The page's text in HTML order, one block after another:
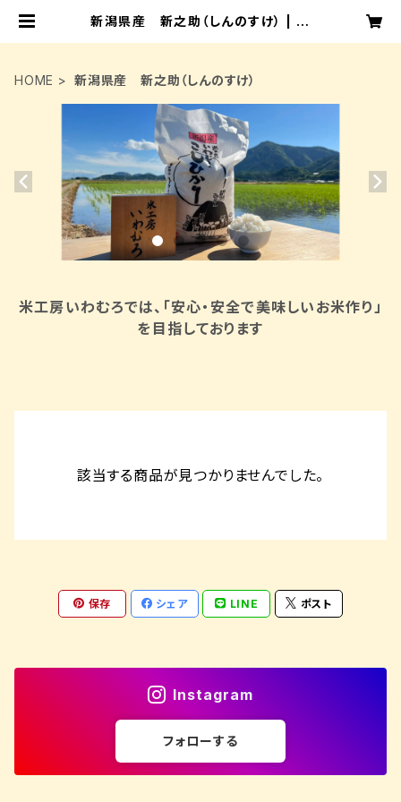
新潟県産 新之助（しんのすけ） | 米
HOME 新潟県産 新之助（しんのすけ）
米工房いわむろでは、「安心・安全で美味しいお米作り」
を目指しております
該当する商品が見つかりませんでした。
保存 シェア LINE ポスト
Instagram
フォローする